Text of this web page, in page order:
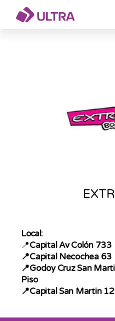
Local:
📍Capital Av Colón 733
📍Capital Necochea 63
📍Godoy Cruz San
Piso
📍Capital San Martin